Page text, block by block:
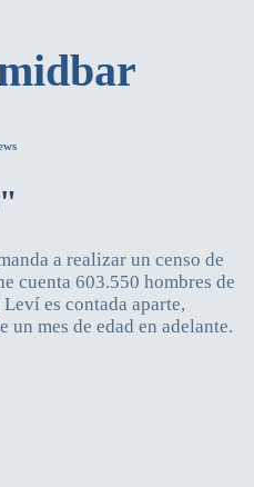
a realizar un censo de
cuenta 603.550 hombres de
es contada aparte,
mes de edad en adelante.